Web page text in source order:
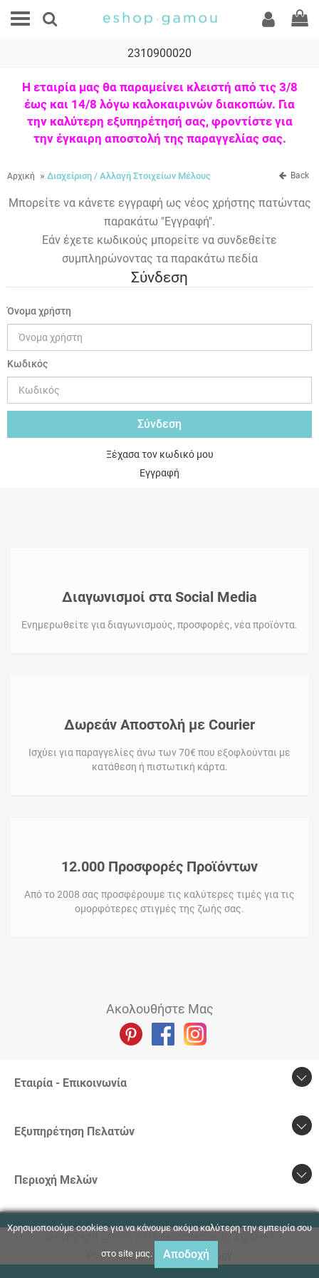
Χρησιμοποιούμε cookies για να κάνουμε ακόμα καλύτερη την εμπειρία σου
στο site μας. Αποδοχή
2310900020
Η εταιρία μας θα παραμείνει κλειστή από τις 3/8
έως και 14/8 λόγω καλοκαιρινών διακοπών. Για
την καλύτερη εξυπηρέτησή σας, φροντίστε για
την έγκαιρη αποστολή της παραγγελίας σας.
Αρχική » Back
Διαχείριση / Aλλαγή Στοιχείων Μέλους
Μπορείτε να κάνετε εγγραφή ως νέος χρήστης πατώντας
παρακάτω "Εγγραφή".
Εάν έχετε κωδικούς μπορείτε να συνδεθείτε
συμπληρώνοντας τα παρακάτω πεδία
Σύνδεση
Όνομα χρήστη
Κωδικός
Ξέχασα τον κωδικό μου
Εγγραφή
Διαγωνισμοί στα Social Media
Ενημερωθείτε για διαγωνισμούς, προσφορές, νέα προϊόντα.
Δωρεάν Αποστολή με Courier
Ισχύει για παραγγελίες άνω των 70€ που εξοφλούνται με
κατάθεση ή πιστωτική κάρτα.
12.000 Προσφορές Προϊόντων
Από το 2008 σας προσφέρουμε τις καλύτερες τιμές για τις
ομορφότερες στιγμές της ζωής σας.
Ακολουθήστε Μας
Εταιρία - Επικοινωνία
Εξυπηρέτηση Πελατών
Περιοχή Mελών
© Copyright @2008-2026 Eshopgamou by digitaNet
Powered byPegasus Technology